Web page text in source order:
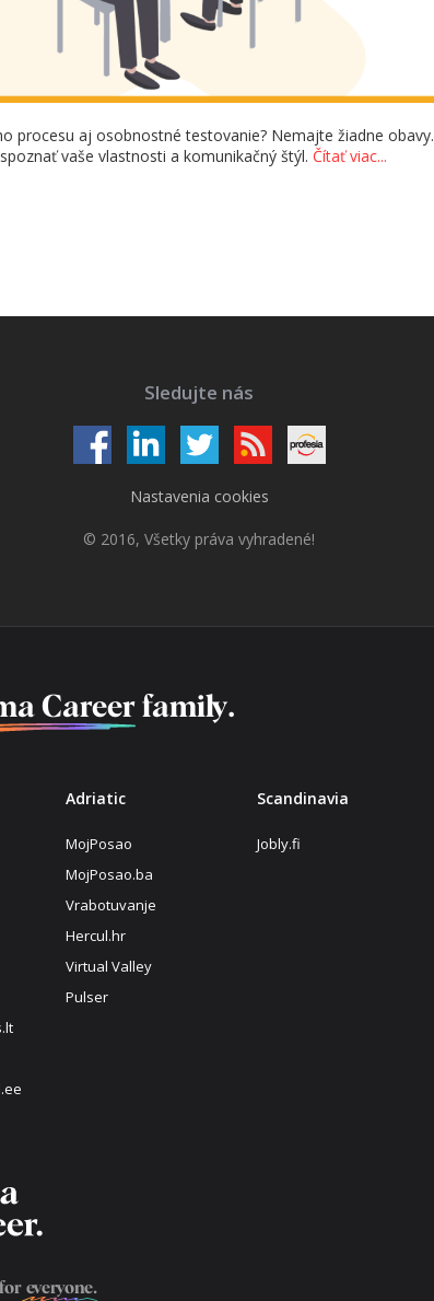
procesu aj osobnostné testovanie? Nemajte žiadne obavy.
vaše vlastnosti a komunikačný štýl. Čítať viac...
Sledujte nás
Nastavenia cookies
© 2016, Všetky práva vyhradené!
Careerfamily.
Adriatic
MojPosao
MojPosao.ba
Vrabotuvanje
Hercul.hr
Virtual Valley
Pulser
Scandinavia
Jobly.fi
everyone.